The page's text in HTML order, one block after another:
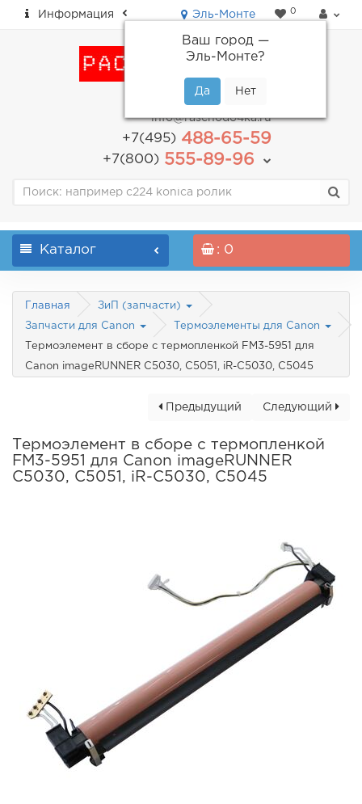
Информация Эль-Монте
Ваш город —
Эль-Монте?
0
пн-пт: с 9.00 до 18.00
info@raschodo4ka.ru
+7(495)488-65-59
+7(800)555-89-96
Каталог : 0
Главная ЗиП (запчасти)
Запчасти для Canon Термоэлементы для Canon
Термоэлемент в сборе с термопленкой FM3-5951 для
Canon imageRUNNER C5030, C5051, iR-C5030, C5045
Следующий
Предыдущий
Термоэлемент в сборе с термопленкой
FM3-5951 для Canon imageRUNNER
C5030, C5051, iR-C5030, C5045